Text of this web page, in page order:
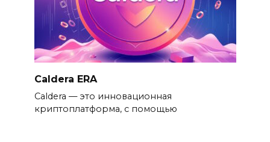
Caldera ERA
Caldera — это инновационная
криптоплатформа, с помощью